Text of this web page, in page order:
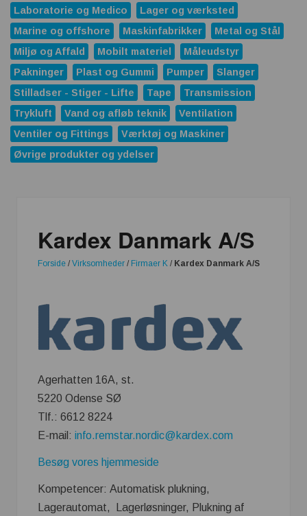
Laboratorie og Medico
Lager og værksted
Marine og offshore
Maskinfabrikker
Metal og Stål
Miljø og Affald
Mobilt materiel
Måleudstyr
Pakninger
Plast og Gummi Pumper
Slanger
Stilladser - Stiger - Lifte
Tape
Transmission
Trykluft
Vand og afløb teknik
Ventilation
Ventiler og Fittings
Værktøj og Maskiner
Øvrige produkter og ydelser
Kardex Danmark A/S
Forside / Virksomheder / Firmaer K / Kardex Danmark A/S
Agerhatten 16A, st.
5220 Odense SØ
Tlf.: 6612 8224
E-mail: info.remstar.nordic@kardex.com
Besøg vores hjemmeside
Kompetencer: Automatisk plukning,
Lagerautomat, Lagerløsninger, Plukning af